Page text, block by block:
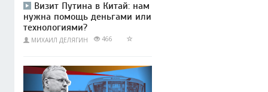
Визит Путина в Китай: нам
нужна помощь деньгами или
технологиями?
МИХАИЛ ДЕЛЯГИН 466